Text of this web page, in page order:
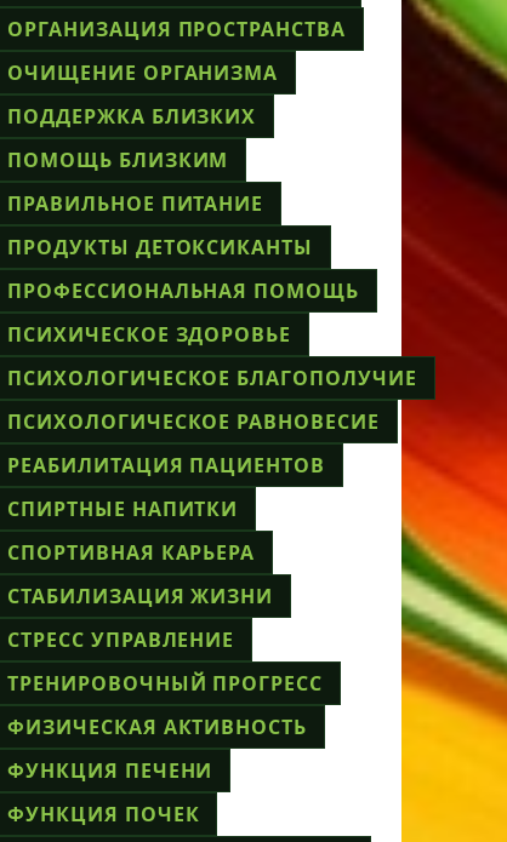
ОРГАНИЗАЦИЯ ПРОСТРАНСТВА
ОЧИЩЕНИЕ ОРГАНИЗМА
ПОДДЕРЖКА БЛИЗКИХ
ПОМОЩЬ БЛИЗКИМ
ПРАВИЛЬНОЕ ПИТАНИЕ
ПРОДУКТЫ ДЕТОКСИКАНТЫ
ПРОФЕССИОНАЛЬНАЯ ПОМОЩЬ
ПСИХИЧЕСКОЕ ЗДОРОВЬЕ
ПСИХОЛОГИЧЕСКОЕ БЛАГОПОЛУЧИЕ
ПСИХОЛОГИЧЕСКОЕ РАВНОВЕСИЕ
РЕАБИЛИТАЦИЯ ПАЦИЕНТОВ
СПИРТНЫЕ НАПИТКИ
СПОРТИВНАЯ КАРЬЕРА
СТАБИЛИЗАЦИЯ ЖИЗНИ
СТРЕСС УПРАВЛЕНИЕ
ТРЕНИРОВОЧНЫЙ ПРОГРЕСС
ФИЗИЧЕСКАЯ АКТИВНОСТЬ
ФУНКЦИЯ ПЕЧЕНИ
ФУНКЦИЯ ПОЧЕК